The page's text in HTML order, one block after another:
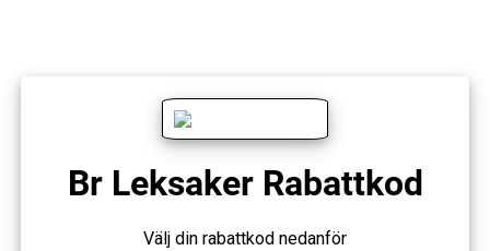
Br Leksaker Rabattkod
Välj din rabattkod nedanför